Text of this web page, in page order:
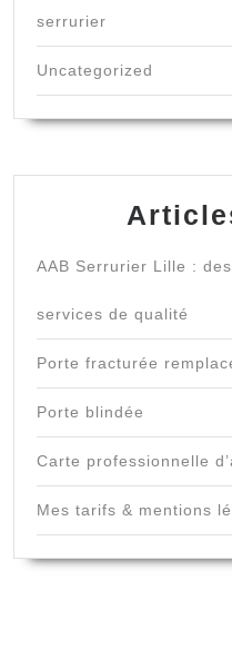
serrurier
Uncategorized
AAB Serrurier Lille :
services de qualité
Porte fracturée
Porte blindée
Carte professionnelle
Mes tarifs & mentions